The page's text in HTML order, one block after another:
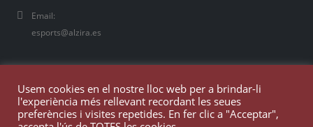
Email:
esports@alzira.es
Usem cookies en el nostre lloc web per a brindar-li
l'experiència més rellevant recordant les seues
preferències i visites repetides. En fer clic a "Acceptar",